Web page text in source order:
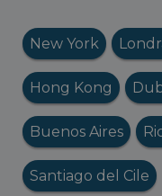
New York
Hong Kong
Buenos Aires
Santiago del Cile